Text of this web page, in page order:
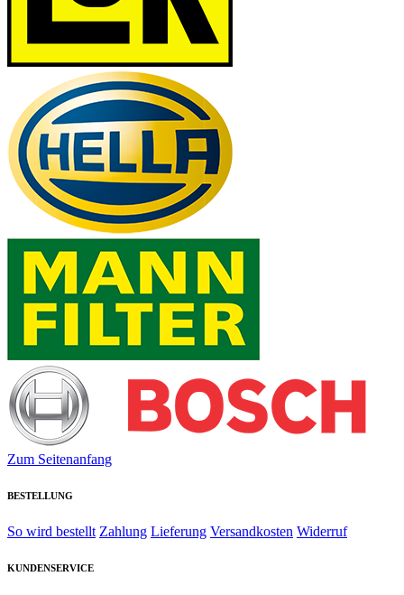
Zum Seitenanfang
BESTELLUNG
So wird bestellt Zahlung Lieferung Versandkosten Widerruf
KUNDENSERVICE